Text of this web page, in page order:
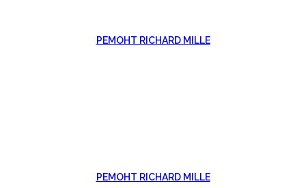
РЕМОНТ RICHARD MILLE
РЕМОНТ RICHARD MILLE